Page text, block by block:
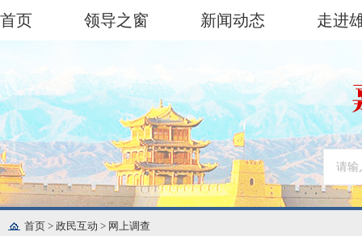
首页 领导之窗 新闻动态 走进
首页 > 政民互动 > 网上调查